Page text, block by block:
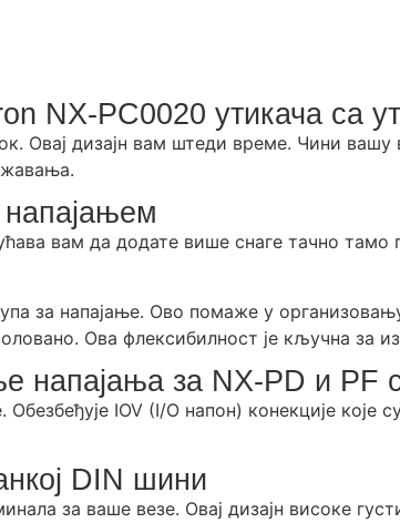
NX-PC0020 утикача са
Овај дизајн вам штеди време. Чини
вам да додате више снаге тачно
за напајање. Ово помаже у
Ова флексибилност је кључна за
напајања за NX-PD и PF
IOV (I/O напон) конекције
DIN шини
за ваше везе. Овај дизајн високе